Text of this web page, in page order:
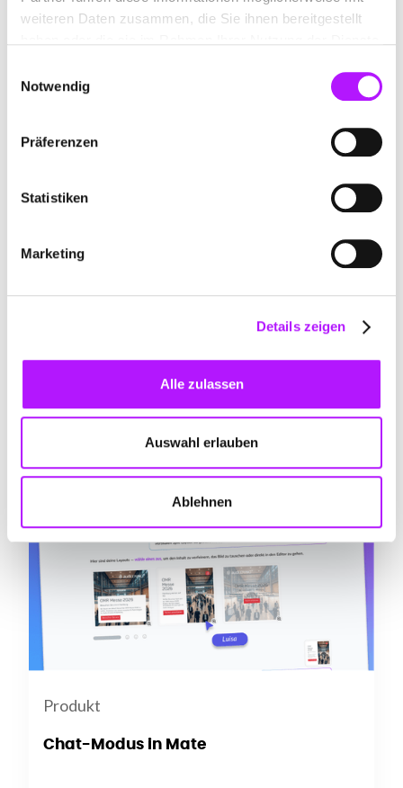
weiteren Daten zusammen, die Sie ihnen bereitgestellt
Notwendig
Präferenzen
Statistiken
Marketing
Details zeigen
Alle zulassen
Auswahl erlauben
Ablehnen
Bessere Designs mit Mate: 5 Prompts,
die du direkt übernehmen kannst
Produkt
Chat-Modus in Mate